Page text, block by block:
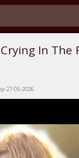
In The
27-05-2026